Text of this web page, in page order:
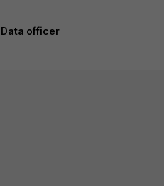
Data officer